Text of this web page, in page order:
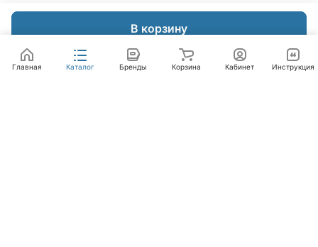
В корзину
Главная Каталог Бренды Корзина Кабинет Инструкция